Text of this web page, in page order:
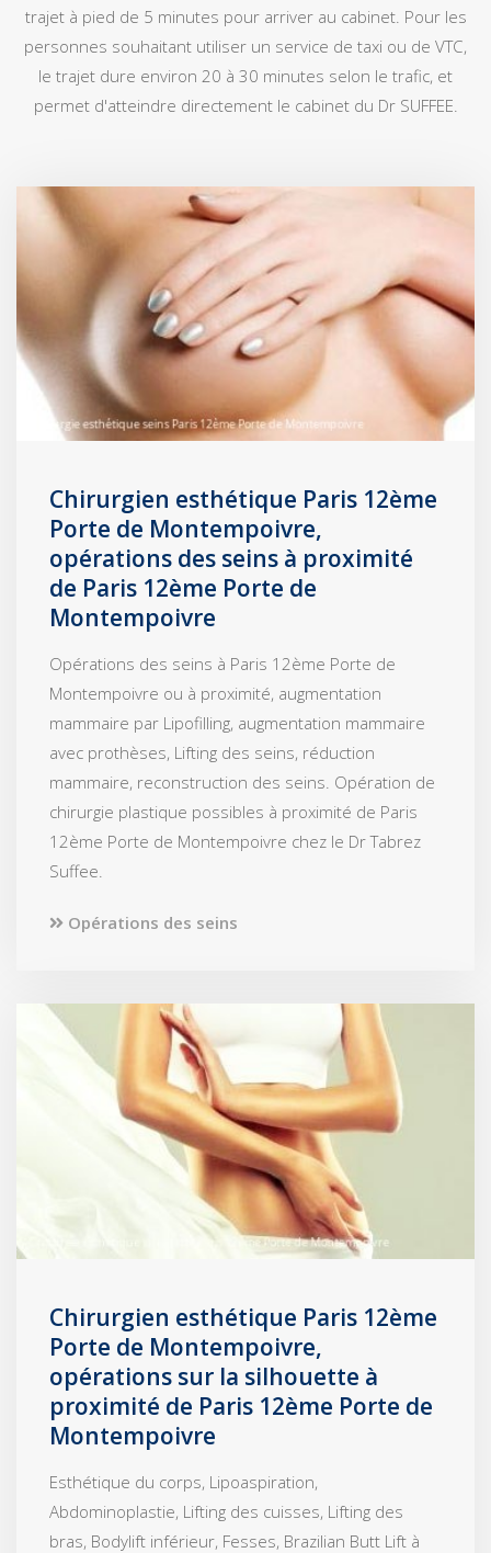
trajet à pied de 5 minutes pour arriver au cabinet. Pour les
personnes souhaitant utiliser un service de taxi ou de VTC,
le trajet dure environ 20 à 30 minutes selon le trafic, et
permet d'atteindre directement le cabinet du Dr SUFFEE.
Chirurgien esthétique Paris 12ème
Porte de Montempoivre,
opérations des seins à proximité
de Paris 12ème Porte de
Montempoivre
Opérations des seins à Paris 12ème Porte de
Montempoivre ou à proximité, augmentation
mammaire par Lipofilling, augmentation mammaire
avec prothèses, Lifting des seins, réduction
mammaire, reconstruction des seins. Opération de
chirurgie plastique possibles à proximité de Paris
12ème Porte de Montempoivre chez le Dr Tabrez
Suffee.
Opérations des seins
Chirurgien esthétique Paris 12ème
Porte de Montempoivre,
opérations sur la silhouette à
proximité de Paris 12ème Porte de
Montempoivre
Esthétique du corps, Lipoaspiration,
Abdominoplastie, Lifting des cuisses, Lifting des
bras, Bodylift inférieur, Fesses, Brazilian Butt Lift à